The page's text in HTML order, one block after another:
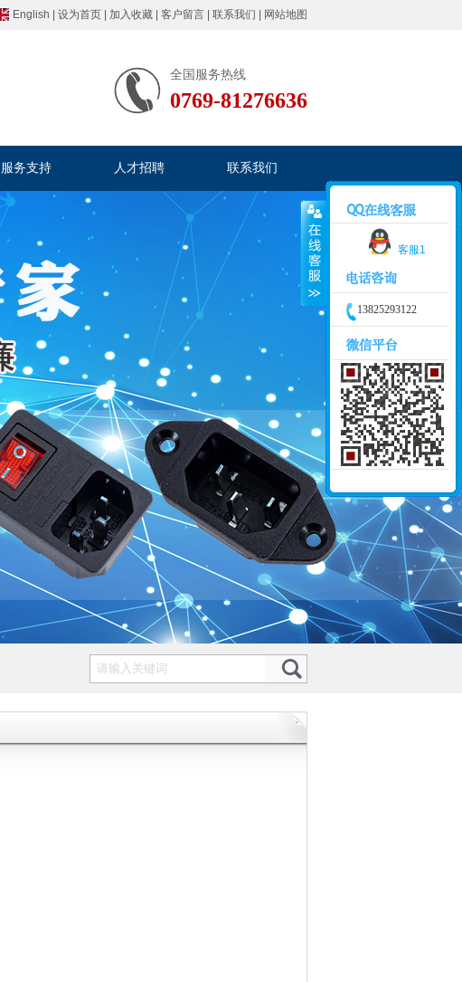
English 设为首页 加入收藏 客户留言 联系我们 网站地图
全国服务热线
0769-81276636
服务支持 人才招聘 联系我们
客服1
13825293122